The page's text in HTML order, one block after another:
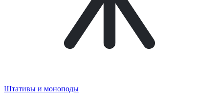
Штативы и моноподы